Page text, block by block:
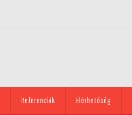
Referenciák Elérhetőség